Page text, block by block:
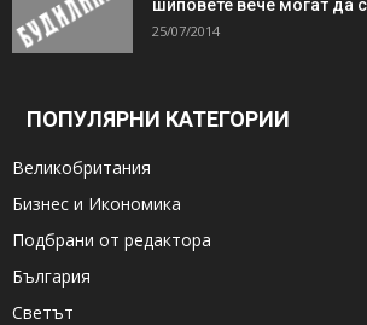
шиповете вече могат да
25/07/2014
ПОПУЛЯРНИ КАТЕГОРИИ
Великобритания
Бизнес и Икономика
Подбрани от редактора
България
Светът